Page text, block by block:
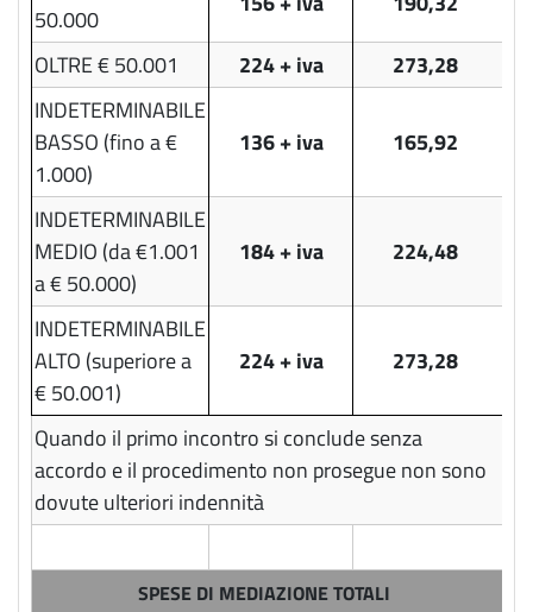
50.000
OLTRE € 50.001
224 + iva
273,28
INDETERMINABILE
BASSO (fino a €
1.000)
136 + iva 165,92
INDETERMINABILE
MEDIO (da €1.001
a € 50.000)
184 + iva 224,48
INDETERMINABILE
ALTO (superiore a
€ 50.001)
224 + iva 273,28
Quando il primo incontro si conclude senza
accordo e il procedimento non prosegue non sono
dovute ulteriori indennità
SPESE DI MEDIAZIONE TOTALI